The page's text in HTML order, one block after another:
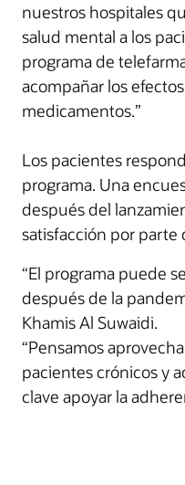
nuestros hospitales
salud mental a los
programa de
acompañar los
medicamentos.”
Los pacientes
programa. Una
después del
satisfacción por parte
“El programa puede
después de la
Khamis Al Suwaidi.
“Pensamos
pacientes crónicos y
clave apoyar la